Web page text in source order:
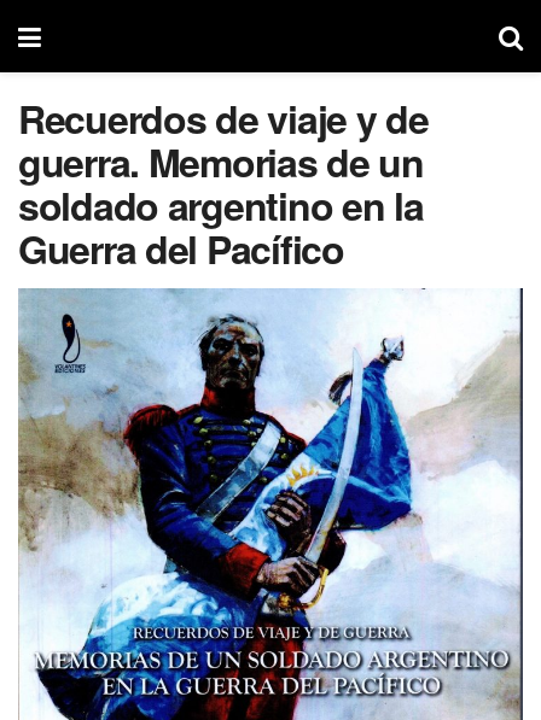
Recuerdos de viaje y de
guerra. Memorias de un
soldado argentino en la
Guerra del Pacífico